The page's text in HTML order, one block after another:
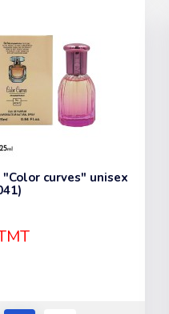
"Color curves" unisex